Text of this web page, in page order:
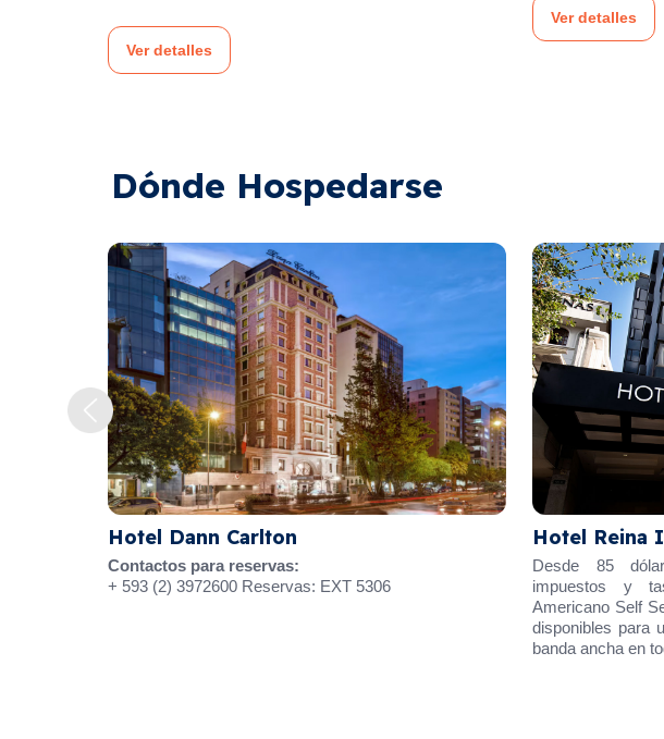
Ver
Dónde Hospedarse
reservas:
Reservas: EXT 5306
Desde 85 dólares hasta 120
impuestos y tasas. Tarifa incluye: •
Americano Self Service • Uso del Gimnasio
disponibles para uso de nuestros
banda ancha en todo el hotel • Parqueadero